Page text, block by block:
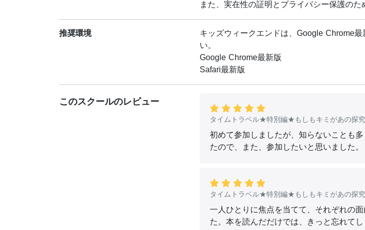
また、実在性の証明とプライバシー保護の
推奨環境
キッズウィークエンドは、Google Chrome
い。
Google Chrome最新版
Safari最新版
このスクールのレビュー
タイムトラベル★特別編★もしもキミがあの探
初めて参加しましたが、知らないことも
たので、また、参加したいと思いました。
タイムトラベル★特別編★もしもキミがあの探
一人ひとりに焦点を当てて、それぞれの
た。本を読んだだけでは、きっと忘れてし